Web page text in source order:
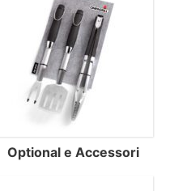
Optional e Accessori